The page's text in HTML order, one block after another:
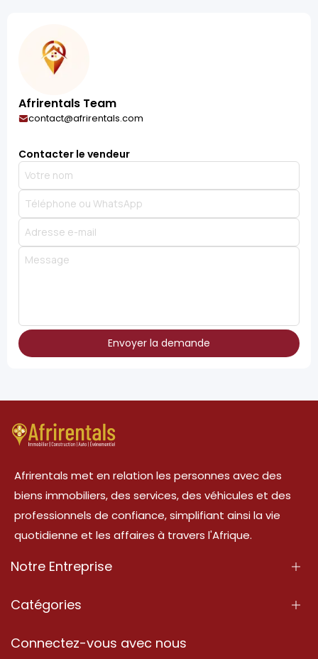
Afrirentals Team
contact@afrirentals.com
Contacter le vendeur
Envoyer la demande
Afrirentals met en relation les personnes avec des
biens immobiliers, des services, des véhicules et des
professionnels de confiance, simplifiant ainsi la vie
quotidienne et les affaires à travers l'Afrique.
Notre Entreprise
À Propos
Catégories
Propriété
Connectez-vous avec nous